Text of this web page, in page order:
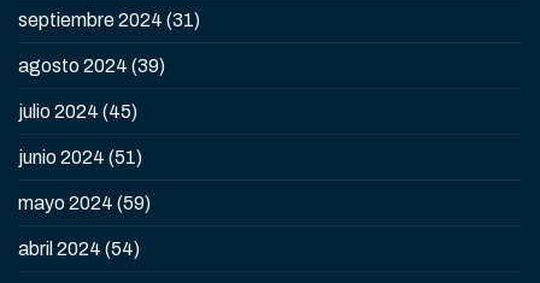
septiembre 2024 (31)
agosto 2024 (39)
julio 2024 (45)
junio 2024 (51)
mayo 2024 (59)
abril 2024 (54)